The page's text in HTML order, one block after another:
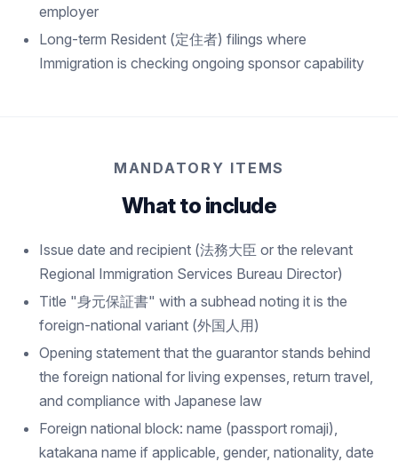
employer
Long-term Resident (定住者) filings where
Immigration is checking ongoing sponsor capability
MANDATORY ITEMS
What to include
Issue date and recipient (法務大臣 or the relevant
Regional Immigration Services Bureau Director)
Title "身元保証書" with a subhead noting it is the
foreign-national variant (外国人用)
Opening statement that the guarantor stands behind
the foreign national for living expenses, return travel,
and compliance with Japanese law
Foreign national block: name (passport romaji),
katakana name if applicable, gender, nationality, date